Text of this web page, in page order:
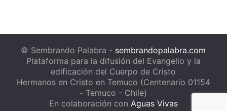
© Sembrando Palabra - sembrandopalabra.com
Plataforma para la difusión del Evangelio y la
edificación del Cuerpo de Cristo
Hermanos en Cristo en Temuco (Centenario 01154
- Temuco - Chile)
En colaboración con Aguas Vivas